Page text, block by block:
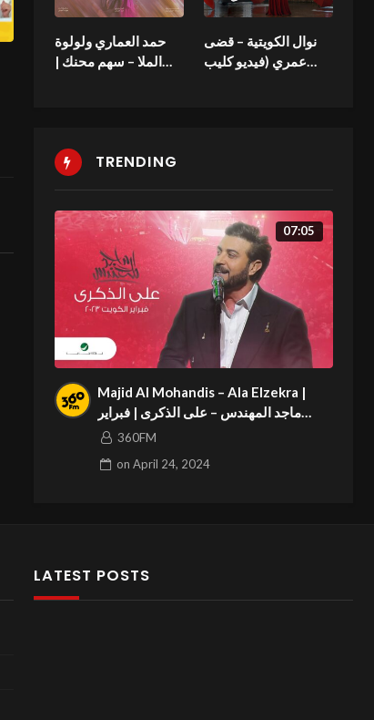
حمد العماري ولولوة
الملا – سهم محنك |
نوال الكویتیة – قضى
عمري (فيديو كليب
TRENDING
07:05
Majid Al Mohandis – Ala Elzekra |
ماجد المهندس – على الذكرى | فبراير
الكويت 2023
360FM
onApril 24, 2024
LATEST POSTS